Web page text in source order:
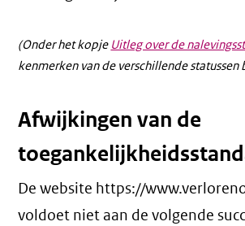
(Onder het kopje Uitleg over de
kenmerken van de verschillende statussen
Afwijkingen van de
De website https://
voldoet niet aan de volgende